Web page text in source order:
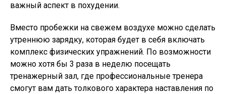
важный аспект в похудении.
Вместо пробежки на свежем воздухе можно сделать
утреннюю зарядку, которая будет в себя включать
комплекс физических упражнений. По возможности
можно хотя бы 3 раза в неделю посещать
тренажерный зал, где профессиональные тренера
смогут вам дать толкового характера наставления по